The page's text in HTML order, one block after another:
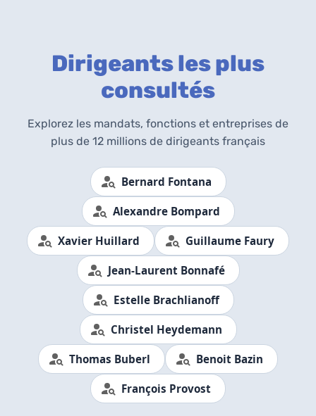
Dirigeants les plus
consultés
Explorez les mandats, fonctions et entreprises de
plus de 12 millions de dirigeants français
Bernard Fontana
Alexandre Bompard
Xavier Huillard Guillaume Faury
Jean-Laurent Bonnafé
Estelle Brachlianoff
Christel Heydemann
Thomas Buberl Benoit Bazin
François Provost